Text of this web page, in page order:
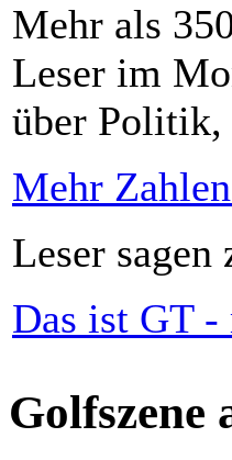
Mehr als
Leser im
über
Mehr
Leser
Das ist GT -
Golfszene